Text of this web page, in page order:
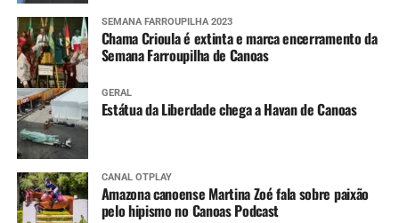
SEMANA FARROUPILHA 2023
Chama Crioula é extinta e marca encerramento da
Semana Farroupilha de Canoas
GERAL
Estátua da Liberdade chega a Havan de Canoas
CANAL OTPLAY
Amazona canoense Martina Zoé fala sobre paixão
pelo hipismo no Canoas Podcast